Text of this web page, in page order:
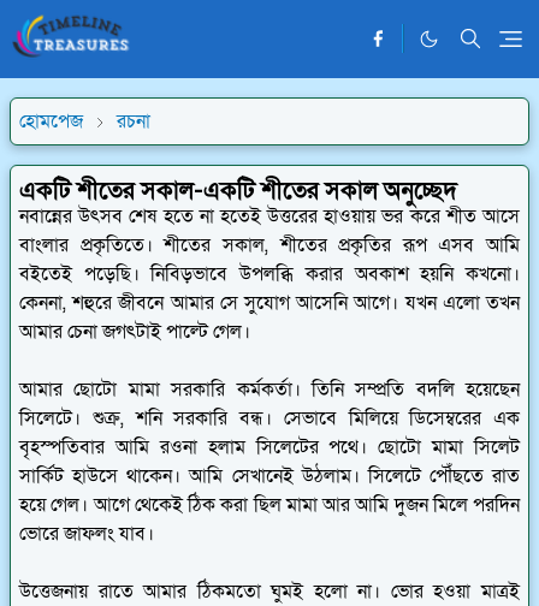
হোমপেজ রচনা
একটি শীতের সকাল-একটি শীতের সকাল অনুচ্ছেদ
নবান্নের উৎসব শেষ হতে না হতেই উত্তরের হাওয়ায় ভর করে শীত আসে
বাংলার প্রকৃতিতে। শীতের সকাল, শীতের প্রকৃতির রূপ এসব আমি
বইতেই পড়েছি। নিবিড়ভাবে উপলব্ধি করার অবকাশ হয়নি কখনো।
কেননা, শহুরে জীবনে আমার সে সুযোগ আসেনি আগে। যখন এলো তখন
আমার চেনা জগৎটাই পাল্টে গেল।
আমার ছোটো মামা সরকারি কর্মকর্তা। তিনি সম্প্রতি বদলি হয়েছেন
সিলেটে। শুক্র, শনি সরকারি বন্ধ। সেভাবে মিলিয়ে ডিসেম্বরের এক
বৃহস্পতিবার আমি রওনা হলাম সিলেটের পথে। ছোটো মামা সিলেট
সার্কিট হাউসে থাকেন। আমি সেখানেই উঠলাম। সিলেটে পৌঁছতে রাত
হয়ে গেল। আগে থেকেই ঠিক করা ছিল মামা আর আমি দুজন মিলে পরদিন
ভোরে জাফলং যাব।
উত্তেজনায় রাতে আমার ঠিকমতো ঘুমই হলো না। ভোর হওয়া মাত্রই